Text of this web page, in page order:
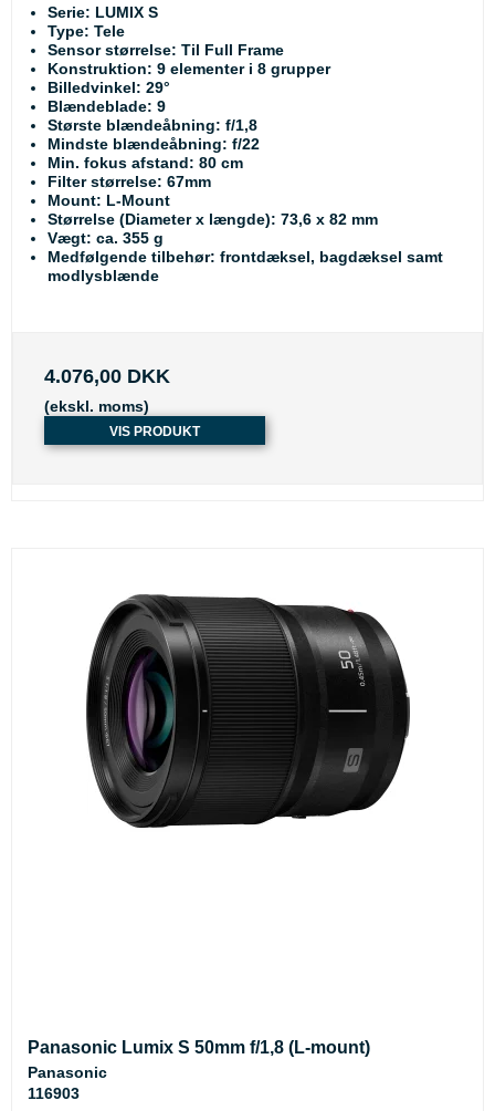
Serie: LUMIX S
Type: Tele
Sensor størrelse: Til Full Frame
Konstruktion: 9 elementer i 8 grupper
Billedvinkel: 29°
Blændeblade: 9
Største blændeåbning: f/1,8
Mindste blændeåbning: f/22
Min. fokus afstand: 80 cm
Filter størrelse: 67mm
Mount: L-Mount
Størrelse (Diameter x længde): 73,6 x 82 mm
Vægt: ca. 355 g
Medfølgende tilbehør: frontdæksel, bagdæksel samt
modlysblænde
4.076,00 DKK
(ekskl. moms)
VIS PRODUKT
Panasonic Lumix S 50mm f/1,8 (L-mount)
Panasonic
116903